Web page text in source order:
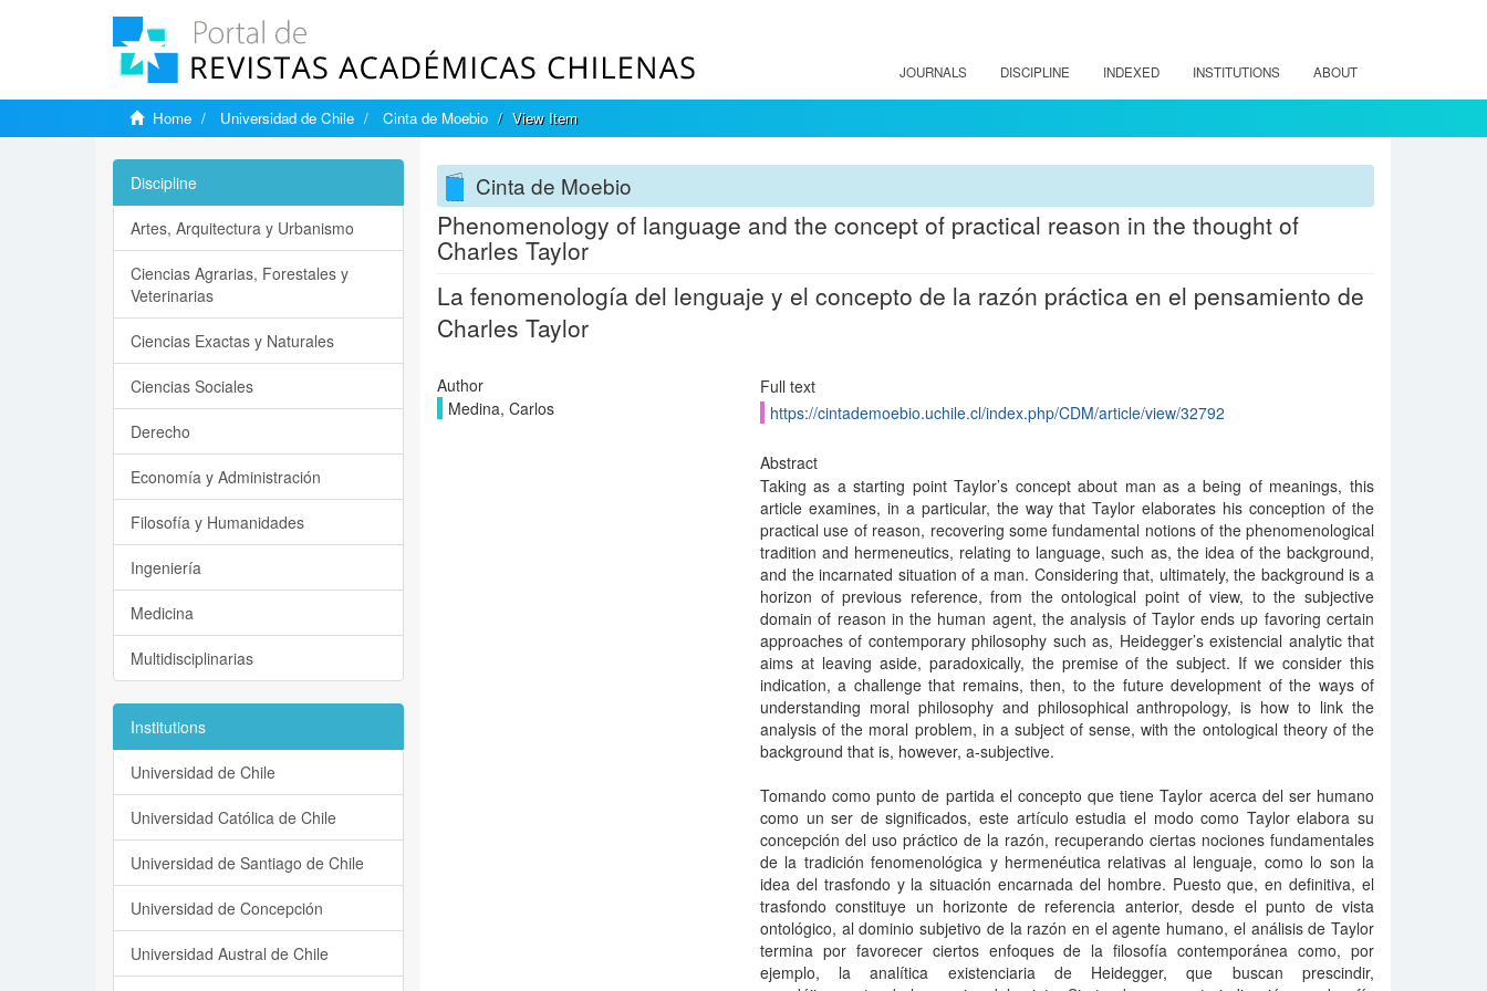
JOURNALS DISCIPLINE INDEXED INSTITUTIONS ABOUT
Home Universidad de Chile Cinta de Moebio View Item
Cinta de Moebio
Phenomenology of language and the concept of practical reason in the thought of
Charles Taylor
La fenomenología del lenguaje y el concepto de la razón práctica en el pensamiento de
Charles Taylor
Author
Medina, Carlos
Full text
https://cintademoebio.uchile.cl/index.php/CDM/article/view/32792
Abstract
Taking as a starting point Taylor’s concept about man as a being of meanings, this
article examines, in a particular, the way that Taylor elaborates his conception of the
practical use of reason, recovering some fundamental notions of the phenomenological
tradition and hermeneutics, relating to language, such as, the idea of the background,
and the incarnated situation of a man. Considering that, ultimately, the background is a
horizon of previous reference, from the ontological point of view, to the subjective
domain of reason in the human agent, the analysis of Taylor ends up favoring certain
approaches of contemporary philosophy such as, Heidegger’s existencial analytic that
aims at leaving aside, paradoxically, the premise of the subject. If we consider this
indication, a challenge that remains, then, to the future development of the ways of
understanding moral philosophy and philosophical anthropology, is how to link the
analysis of the moral problem, in a subject of sense, with the ontological theory of the
background that is, however, a-subjective.
Tomando como punto de partida el concepto que tiene Taylor acerca del ser humano
como un ser de significados, este artículo estudia el modo como Taylor elabora su
concepción del uso práctico de la razón, recuperando ciertas nociones fundamentales
de la tradición fenomenológica y hermenéutica relativas al lenguaje, como lo son la
idea del trasfondo y la situación encarnada del hombre. Puesto que, en definitiva, el
trasfondo constituye un horizonte de referencia anterior, desde el punto de vista
ontológico, al dominio subjetivo de la razón en el agente humano, el análisis de Taylor
termina por favorecer ciertos enfoques de la filosofía contemporánea como, por
ejemplo, la analítica existenciaria de Heidegger, que buscan prescindir,
Discipline
Artes, Arquitectura y Urbanismo
Ciencias Agrarias, Forestales y
Veterinarias
Ciencias Exactas y Naturales
Ciencias Sociales
Derecho
Economía y Administración
Filosofía y Humanidades
Ingeniería
Medicina
Multidisciplinarias
Institutions
Universidad de Chile
Universidad Católica de Chile
Universidad de Santiago de Chile
Universidad de Concepción
Universidad Austral de Chile